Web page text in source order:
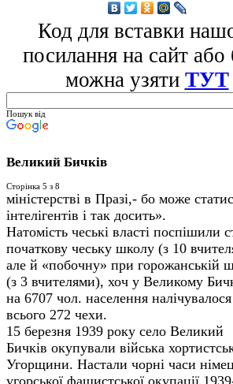
Код для вставки
посилання на сайт або
можна узяти ТУТ
Пошук від
Великий Бичків
Сторінка 5 з 8
міністерстві в Празі,- бо може
інтелігентів і так досить».
Натомість чеські власті поспішили
початкову чеську школу (з 10
але й «побочну» при горожанській
(з 3 вчителями), хоч у Великому
на 6707 чол. населення налічувалося
всього 272 чехи.
15 березня 1939 року село Великий
Бичків окупували війська
Угорщини. Настали чорні часи
угорської фашистської окупації